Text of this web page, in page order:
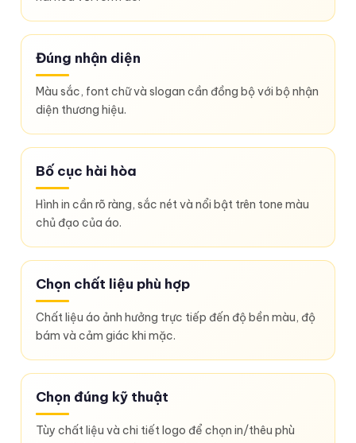
Đúng nhận diện
Màu sắc, font chữ và slogan cần đồng bộ với bộ nhận
diện thương hiệu.
Bố cục hài hòa
Hình in cần rõ ràng, sắc nét và nổi bật trên tone màu
chủ đạo của áo.
Chọn chất liệu phù hợp
Chất liệu áo ảnh hưởng trực tiếp đến độ bền màu, độ
bám và cảm giác khi mặc.
Chọn đúng kỹ thuật
Tùy chất liệu và chi tiết logo để chọn in/thêu phù